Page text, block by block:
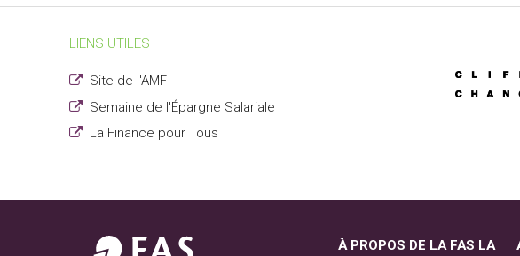
LIENS UTILES
Site de l'AMF
Semaine de l'Épargne Salariale
La Finance pour Tous
À PROPOS DE LA FAS LA